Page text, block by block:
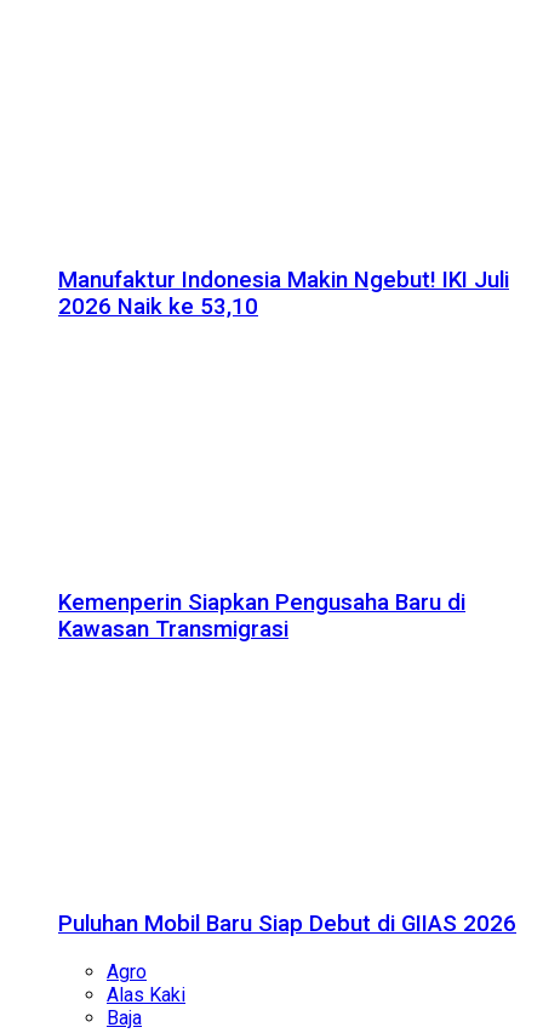
Manufaktur Indonesia Makin Ngebut! IKI Juli
2026 Naik ke 53,10
Kemenperin Siapkan Pengusaha Baru di
Kawasan Transmigrasi
Puluhan Mobil Baru Siap Debut di GIIAS 2026
Agro
Alas Kaki
Baja